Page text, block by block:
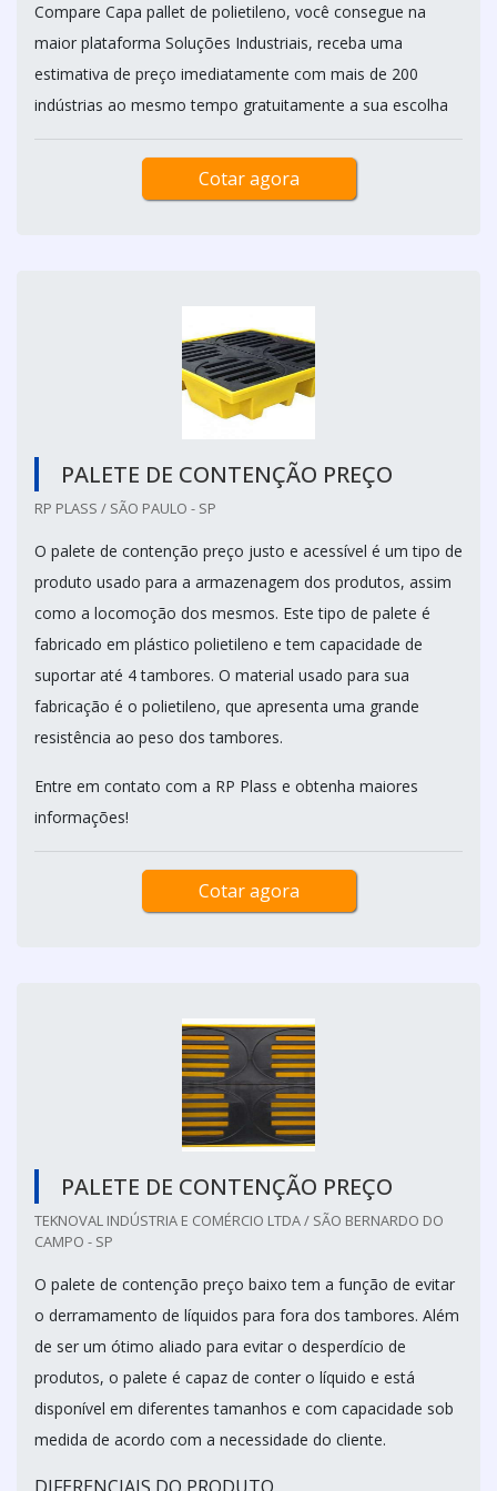
Compare Capa pallet de polietileno, você consegue na
maior plataforma Soluções Industriais, receba uma
estimativa de preço imediatamente com mais de 200
indústrias ao mesmo tempo gratuitamente a sua escolha
Cotar agora
PALETE DE CONTENÇÃO PREÇO
RP PLASS / SÃO PAULO - SP
O palete de contenção preço justo e acessível é um tipo de
produto usado para a armazenagem dos produtos, assim
como a locomoção dos mesmos. Este tipo de palete é
fabricado em plástico polietileno e tem capacidade de
suportar até 4 tambores. O material usado para sua
fabricação é o polietileno, que apresenta uma grande
resistência ao peso dos tambores.
Entre em contato com a RP Plass e obtenha maiores
informações!
Cotar agora
PALETE DE CONTENÇÃO PREÇO
TEKNOVAL INDÚSTRIA E COMÉRCIO LTDA / SÃO BERNARDO DO
CAMPO - SP
O palete de contenção preço baixo tem a função de evitar
o derramamento de líquidos para fora dos tambores. Além
de ser um ótimo aliado para evitar o desperdício de
produtos, o palete é capaz de conter o líquido e está
disponível em diferentes tamanhos e com capacidade sob
medida de acordo com a necessidade do cliente.
DIFERENCIAIS DO PRODUTO